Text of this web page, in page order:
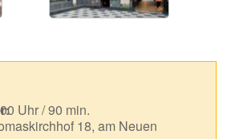
Uhr / 90 min.
18, am Neuen